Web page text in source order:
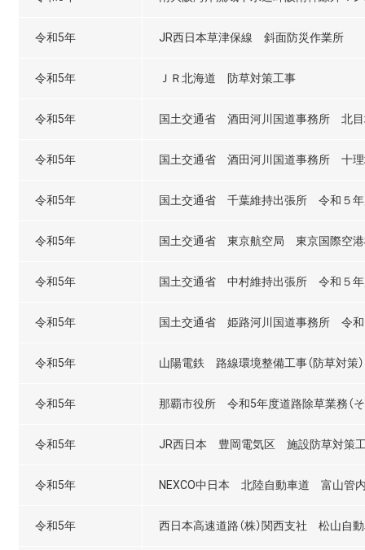
令和5年 JR西日本草津保線 斜面防災作業所
令和5年 ＪＲ北海道 防草対策工事
令和5年 国土交通省 酒田河川国道事務所 北目
令和5年 国土交通省 酒田河川国道事務所 十理
令和5年 国土交通省 千葉維持出張所 令和５年
令和5年 国土交通省 東京航空局 東京国際空港
令和5年 国土交通省 中村維持出張所 令和５年
令和5年 国土交通省 姫路河川国道事務所 令和
令和5年 山陽電鉄 路線環境整備工事（防草対策）
令和5年 那覇市役所 令和5年度道路除草業務（そ
令和5年 JR西日本 豊岡電気区 施設防草対策
令和5年 NEXCO中日本 北陸自動車道 富山管
令和5年 西日本高速道路（株）関西支社 松山自